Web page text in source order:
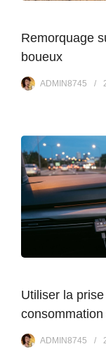
Remorquage
boueux
ADMIN8745
Utiliser la
ADMIN8745